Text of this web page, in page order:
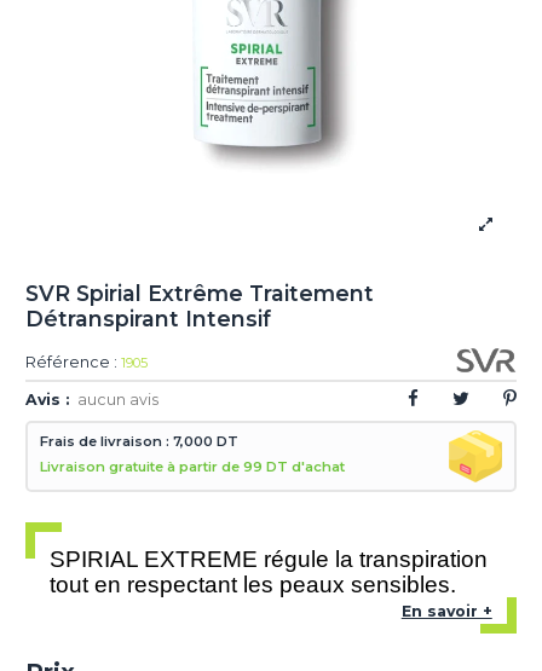
SVR Spirial Extrême Traitement
Détranspirant Intensif
Référence : 1905
Avis : aucun avis
Frais de livraison : 7,000 DT
Livraison gratuite à partir de 99 DT d'achat
SPIRIAL EXTREME régule la transpiration
tout en respectant les peaux sensibles.
En savoir +